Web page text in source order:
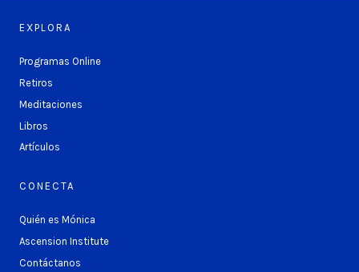
EXPLORA
Programas Online
Retiros
Meditaciones
Libros
Artículos
CONECTA
Quién es Mónica
Ascension Institute
Contáctanos